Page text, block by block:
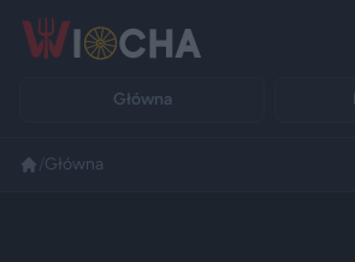
Główna
Główna